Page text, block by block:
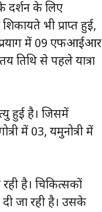
दर्शन के लिए
भी प्राप्त हुई,
में 09 एफआईआर
तिथि से पहले यात्रा
हुई है। जिसमें
में 03, यमुनोत्री में
है। चिकित्सकों
जा रही है। उसके